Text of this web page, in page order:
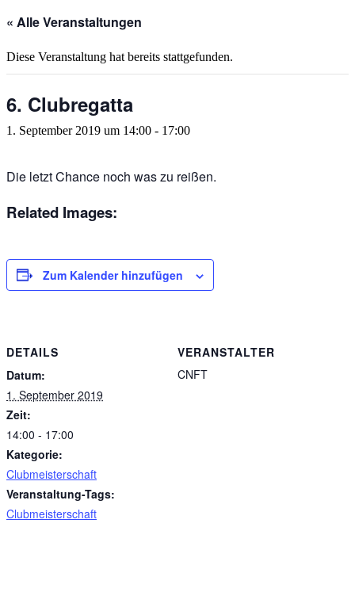
« Alle Veranstaltungen
Diese Veranstaltung hat bereits stattgefunden.
6. Clubregatta
1. September 2019 um 14:00 - 17:00
Die letzt Chance noch was zu reißen.
Related Images:
Zum Kalender hinzufügen
DETAILS
Datum:
1. September 2019
Zeit:
14:00 - 17:00
Kategorie:
Clubmeisterschaft
Veranstaltung-Tags:
Clubmeisterschaft
VERANSTALTER
CNFT